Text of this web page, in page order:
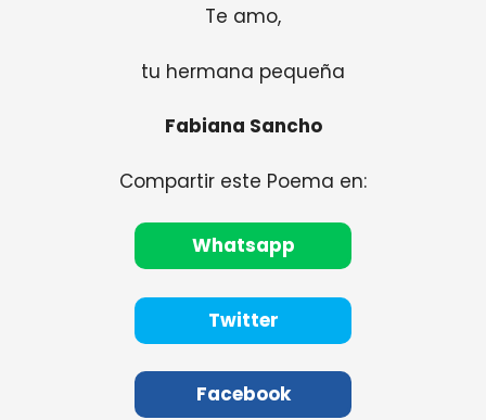
Te amo,
tu hermana pequeña
Fabiana Sancho
Compartir este Poema en:
Whatsapp
Twitter
Facebook